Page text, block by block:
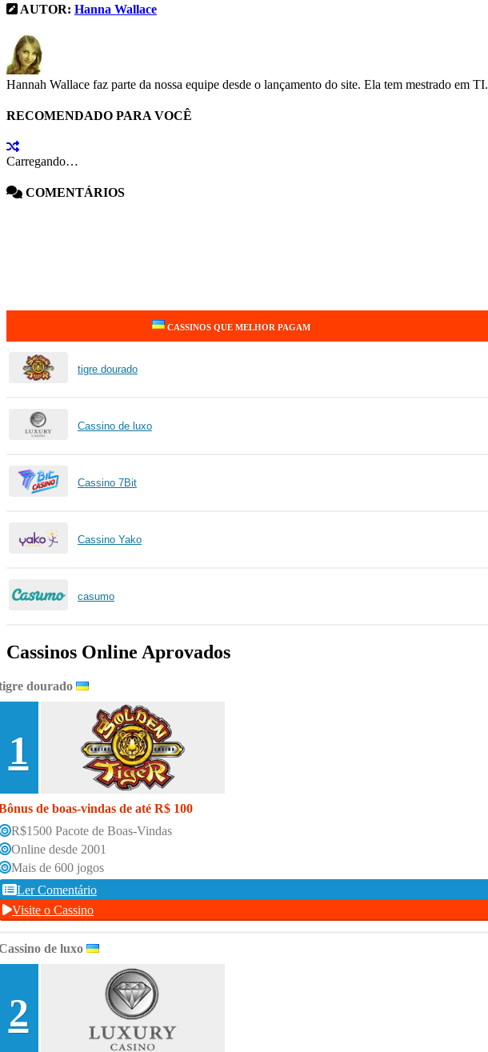
AUTOR: Hanna Wallace
Hannah Wallace faz parte da nossa equipe desde o lançamento do site. Ela tem mestrado em TI.
RECOMENDADO PARA VOCÊ
Carregando…
COMENTÁRIOS
CASSINOS QUE MELHOR PAGAM
tigre dourado
Cassino de luxo
Cassino 7Bit
Cassino Yako
casumo
Cassinos Online Aprovados
dourado
1
de boas-vindas de até R$ 100
R$1500 Pacote de Boas-Vindas
Online desde 2001
Mais de 600 jogos
Ler Comentário
Visite o Cassino
de luxo
2